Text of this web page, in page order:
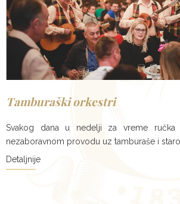
Tamburaški orkestri
Svakog dana u nedelji za vreme
nezaboravnom provodu uz tamburaše i
Detaljnije